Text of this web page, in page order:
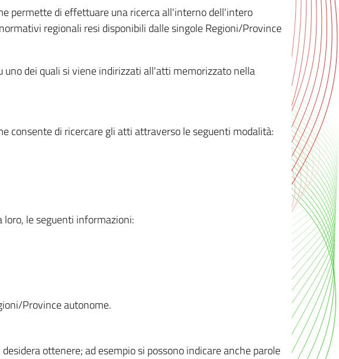
permette di effettuare una ricerca all'interno dell'intero
regionali resi disponibili dalle singole Regioni/Province
dei quali si viene indirizzati all'atti memorizzato nella
consente di ricercare gli atti attraverso le seguenti modalità:
le seguenti informazioni:
Province autonome.
ottenere; ad esempio si possono indicare anche parole